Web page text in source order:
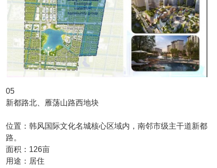
05
新都路北、雁荡山路西地块
位置：韩风国际文化名城核心区域内，南邻市级主干道新都
路。
面积：126亩
用途：居住